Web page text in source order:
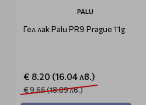
PALU
Гел лак Palu PR9 Prague 11g
€ 8.20 (16.04 лв.)
€ 9.66 (18.89 лв.)